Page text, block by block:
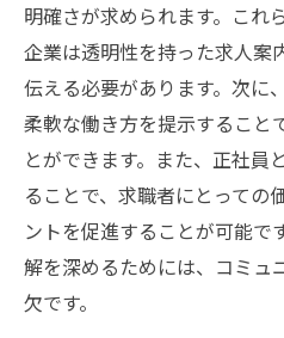
明確さが求められます。これ
企業は透明性を持った求人案
伝える必要があります。次に
柔軟な働き方を提示すること
とができます。また、正社員
ることで、求職者にとっての
ントを促進することが可能で
解を深めるためには、コミュ
欠です。